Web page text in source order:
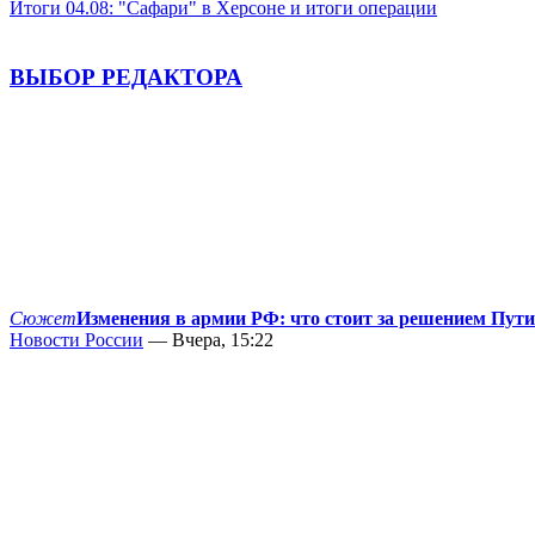
Итоги 04.08: "Сафари" в Херсоне и итоги операции
ВЫБОР РЕДАКТОРА
СюжетИзменения в армии РФ: что стоит за решением
Новости России — Вчера, 15:22